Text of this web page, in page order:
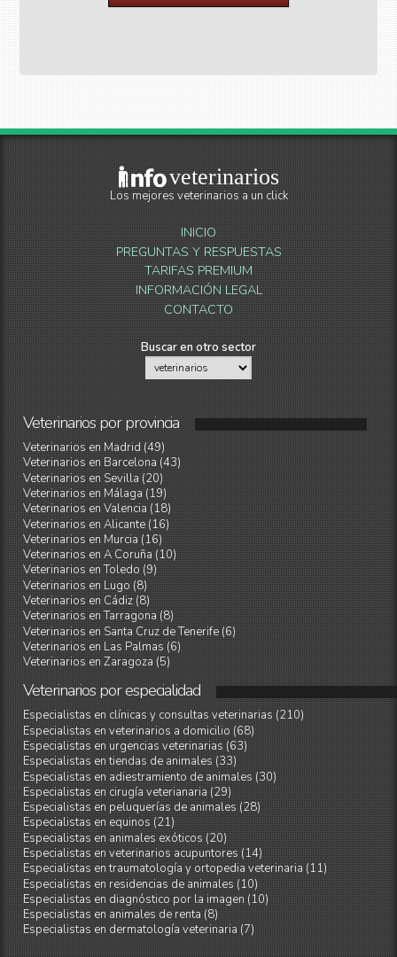
veterinarios
Los mejores veterinarios a un click
INICIO
PREGUNTAS Y RESPUESTAS
TARIFAS PREMIUM
INFORMACIÓN LEGAL
CONTACTO
Buscar en otro sector
Veterinariosporprovincia
Veterinarios en Madrid (49)
Veterinarios en Barcelona (43)
Veterinarios en Sevilla (20)
Veterinarios en Málaga (19)
Veterinarios en Valencia (18)
Veterinarios en Alicante (16)
Veterinarios en Murcia (16)
Veterinarios en A Coruña (10)
Veterinarios en Toledo (9)
Veterinarios en Lugo (8)
Veterinarios en Cádiz (8)
Veterinarios en Tarragona (8)
Veterinarios en Santa Cruz de Tenerife (6)
Veterinarios en Las Palmas (6)
Veterinarios en Zaragoza (5)
Veterinariosporespecialidad
Especialistas en clínicas y consultas veterinarias (210)
Especialistas en veterinarios a domicilio (68)
Especialistas en urgencias veterinarias (63)
Especialistas en tiendas de animales (33)
Especialistas en adiestramiento de animales (30)
Especialistas en cirugía veterianaria (29)
Especialistas en peluquerías de animales (28)
Especialistas en equinos (21)
Especialistas en animales exóticos (20)
Especialistas en veterinarios acupuntores (14)
Especialistas en traumatología y ortopedia veterinaria (11)
Especialistas en residencias de animales (10)
Especialistas en diagnóstico por la imagen (10)
Especialistas en animales de renta (8)
Especialistas en dermatología veterinaria (7)